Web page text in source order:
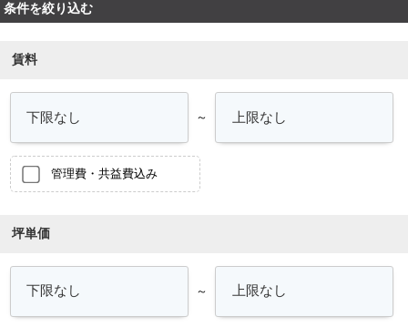
条件を絞り込む
賃料
～
管理費・共益費込み
坪単価
～